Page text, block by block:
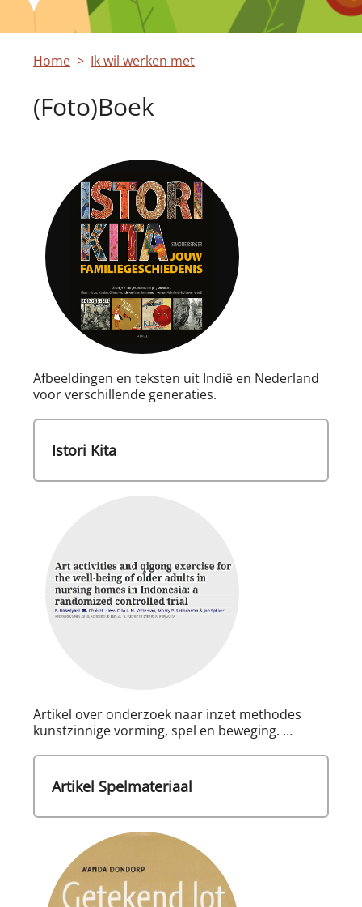
Home Ik wil werken met
(Foto)Boek
Afbeeldingen en teksten uit Indië en Nederland
voor verschillende generaties.
Istori Kita
Artikel over onderzoek naar inzet methodes
kunstzinnige vorming, spel en beweging. …
Artikel Spelmateriaal